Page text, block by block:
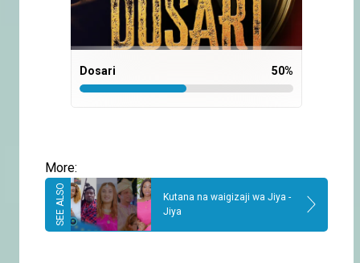
Dosari 50%
More:
Kutana na waigizaji wa Jiya -
Jiya